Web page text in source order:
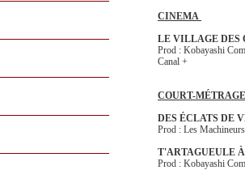
CINEMA
LE VILLAGE DES
Prod : Kobayashi
Canal +
COURT-
DES ÉCLATS DE
Prod : Les
T'ARTAGUEULE
Prod : Kobayashi